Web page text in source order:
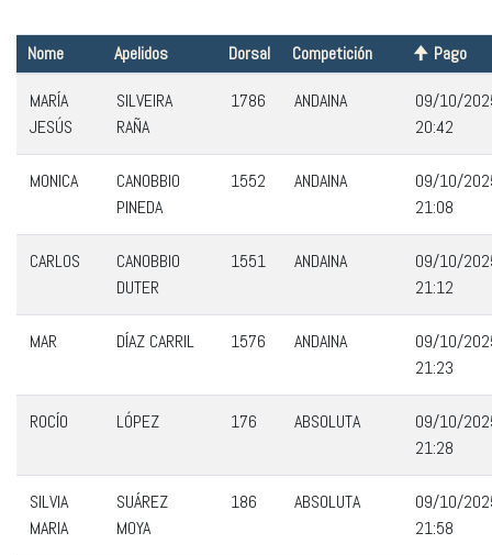
Nome Apelidos Dorsal Competición Pago
MARÍA
JESÚS
SILVEIRA
RAÑA
1786 ANDAINA
09/10/
20:42
MONICA
CANOBBIO
PINEDA
1552 ANDAINA
09/10/
21:08
CARLOS
CANOBBIO
DUTER
1551 ANDAINA
09/10/
21:12
MAR DÍAZ CARRIL 1576 ANDAINA
09/10/
21:23
ROCÍO LÓPEZ 176 ABSOLUTA
09/10/
21:28
SILVIA
MARIA
SUÁREZ
MOYA
186 ABSOLUTA
09/10/
21:58